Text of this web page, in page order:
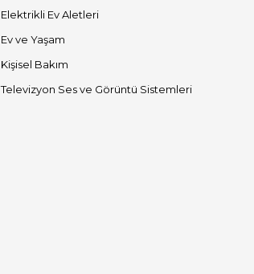
Elektrikli Ev Aletleri
Ev ve Yaşam
Kişisel Bakım
Televizyon Ses ve Görüntü Sistemleri